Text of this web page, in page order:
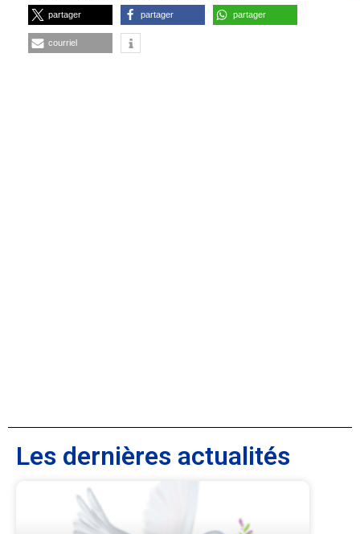
partager partager partager
courriel
Les dernières actualités